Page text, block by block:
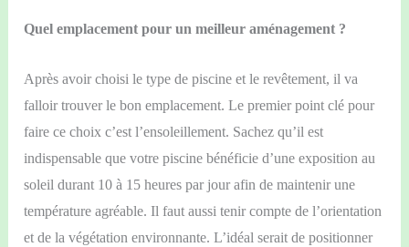
Quel emplacement pour un meilleur aménagement ?
Après avoir choisi le type de piscine et le revêtement, il va
falloir trouver le bon emplacement. Le premier point clé pour
faire cechoix c’est l’ensoleillement. Sachez qu’il est
indispensable que votre piscine bénéficie d’une exposition au
soleil durant 10 à 15 heures par jour afin de maintenir une
température agréable. Il faut aussi tenir compte de l’orientation
et de la végétation environnante. L’idéal serait de positionner